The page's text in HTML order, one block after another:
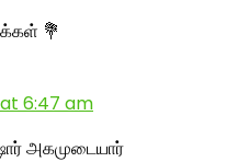
💐
6:47 am
அகமுடையார்